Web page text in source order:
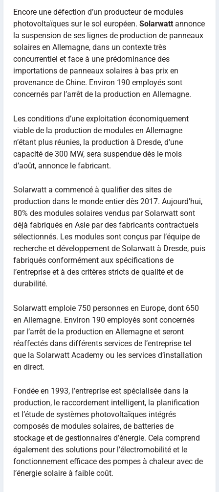
Encore une défection d’un producteur de modules
photovoltaïques sur le sol européen. Solarwattannonce
la suspension de ses lignes de production de panneaux
solaires en Allemagne, dans un contexte très
concurrentiel et face à une prédominance des
importations de panneaux solaires à bas prix en
provenance de Chine. Environ 190 employés sont
concernés par l’arrêt de la production en Allemagne.
Les conditions d’une exploitation économiquement
viable de la production de modules en Allemagne
n’étant plus réunies, la production à Dresde, d’une
capacité de 300 MW, sera suspendue dès le mois
d’août, annonce le fabricant.
Solarwatt a commencé à qualifier des sites de
production dans le monde entier dès 2017. Aujourd’hui,
80% des modules solaires vendus par Solarwatt sont
déjà fabriqués en Asie par des fabricants contractuels
sélectionnés. Les modules sont conçus par l’équipe de
recherche et développement de Solarwatt à Dresde, puis
fabriqués conformément aux spécifications de
l’entreprise et à des critères stricts de qualité et de
durabilité.
Solarwatt emploie 750 personnes en Europe, dont 650
en Allemagne. Environ 190 employés sont concernés
par l’arrêt de la production en Allemagne et seront
réaffectés dans différents services de l’entreprise tel
que la Solarwatt Academy ou les services d’installation
en direct.
Fondée en 1993, l’entreprise est spécialisée dans la
production, le raccordement intelligent, la planification
et l’étude de systèmes photovoltaïques intégrés
composés de modules solaires, de batteries de
stockage et de gestionnaires d’énergie. Cela comprend
également des solutions pour l’électromobilité et le
fonctionnement efficace des pompes à chaleur avec de
l’énergie solaire à faible coût.